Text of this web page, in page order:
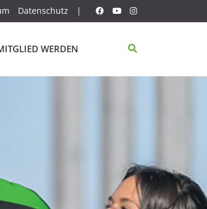
Datenschutz |
WERDEN